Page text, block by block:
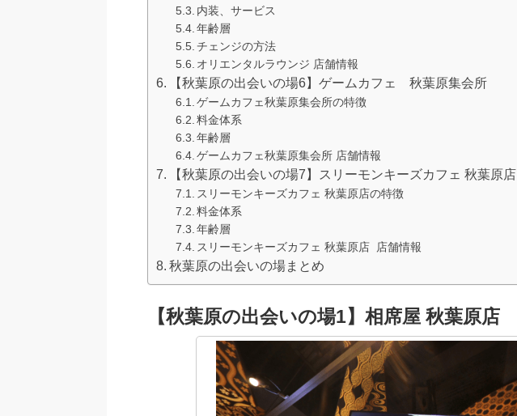
内装、サービス
年齢層
チェンジの方法
オリエンタルラウンジ 店舗情報
【秋葉原の出会いの場6】ゲームカフェ 秋葉原集会所
ゲームカフェ秋葉原集会所の特徴
料金体系
年齢層
ゲームカフェ秋葉原集会所 店舗情報
【秋葉原の出会いの場7】スリーモンキーズカフェ 秋葉原店
スリーモンキーズカフェ 秋葉原店​の特徴
料金体系
年齢層
スリーモンキーズカフェ 秋葉原店 ​ 店舗情報
秋葉原の出会いの場まとめ
【秋葉原の出会いの場1】相席屋 秋葉原店